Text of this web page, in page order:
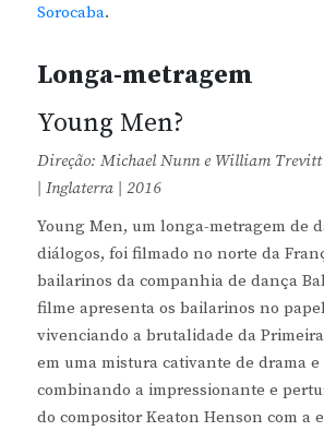
Sorocaba.
Longa-metragem
Young Men?
Direção: Michael Nunn e William
| Inglaterra | 2016
Young Men, um longa-metragem de
diálogos, foi filmado no norte da
bailarinos da companhia de dança
filme apresenta os bailarinos no
vivenciando a brutalidade da
em uma mistura cativante de drama e
combinando a impressionante e
do compositor Keaton Henson com a